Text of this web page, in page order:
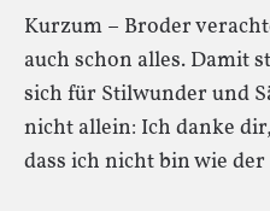
Kurzum – Broder
auch schon alles. Damit
sich für Stilwunder und
nicht allein: Ich danke
dass ich nicht bin wie